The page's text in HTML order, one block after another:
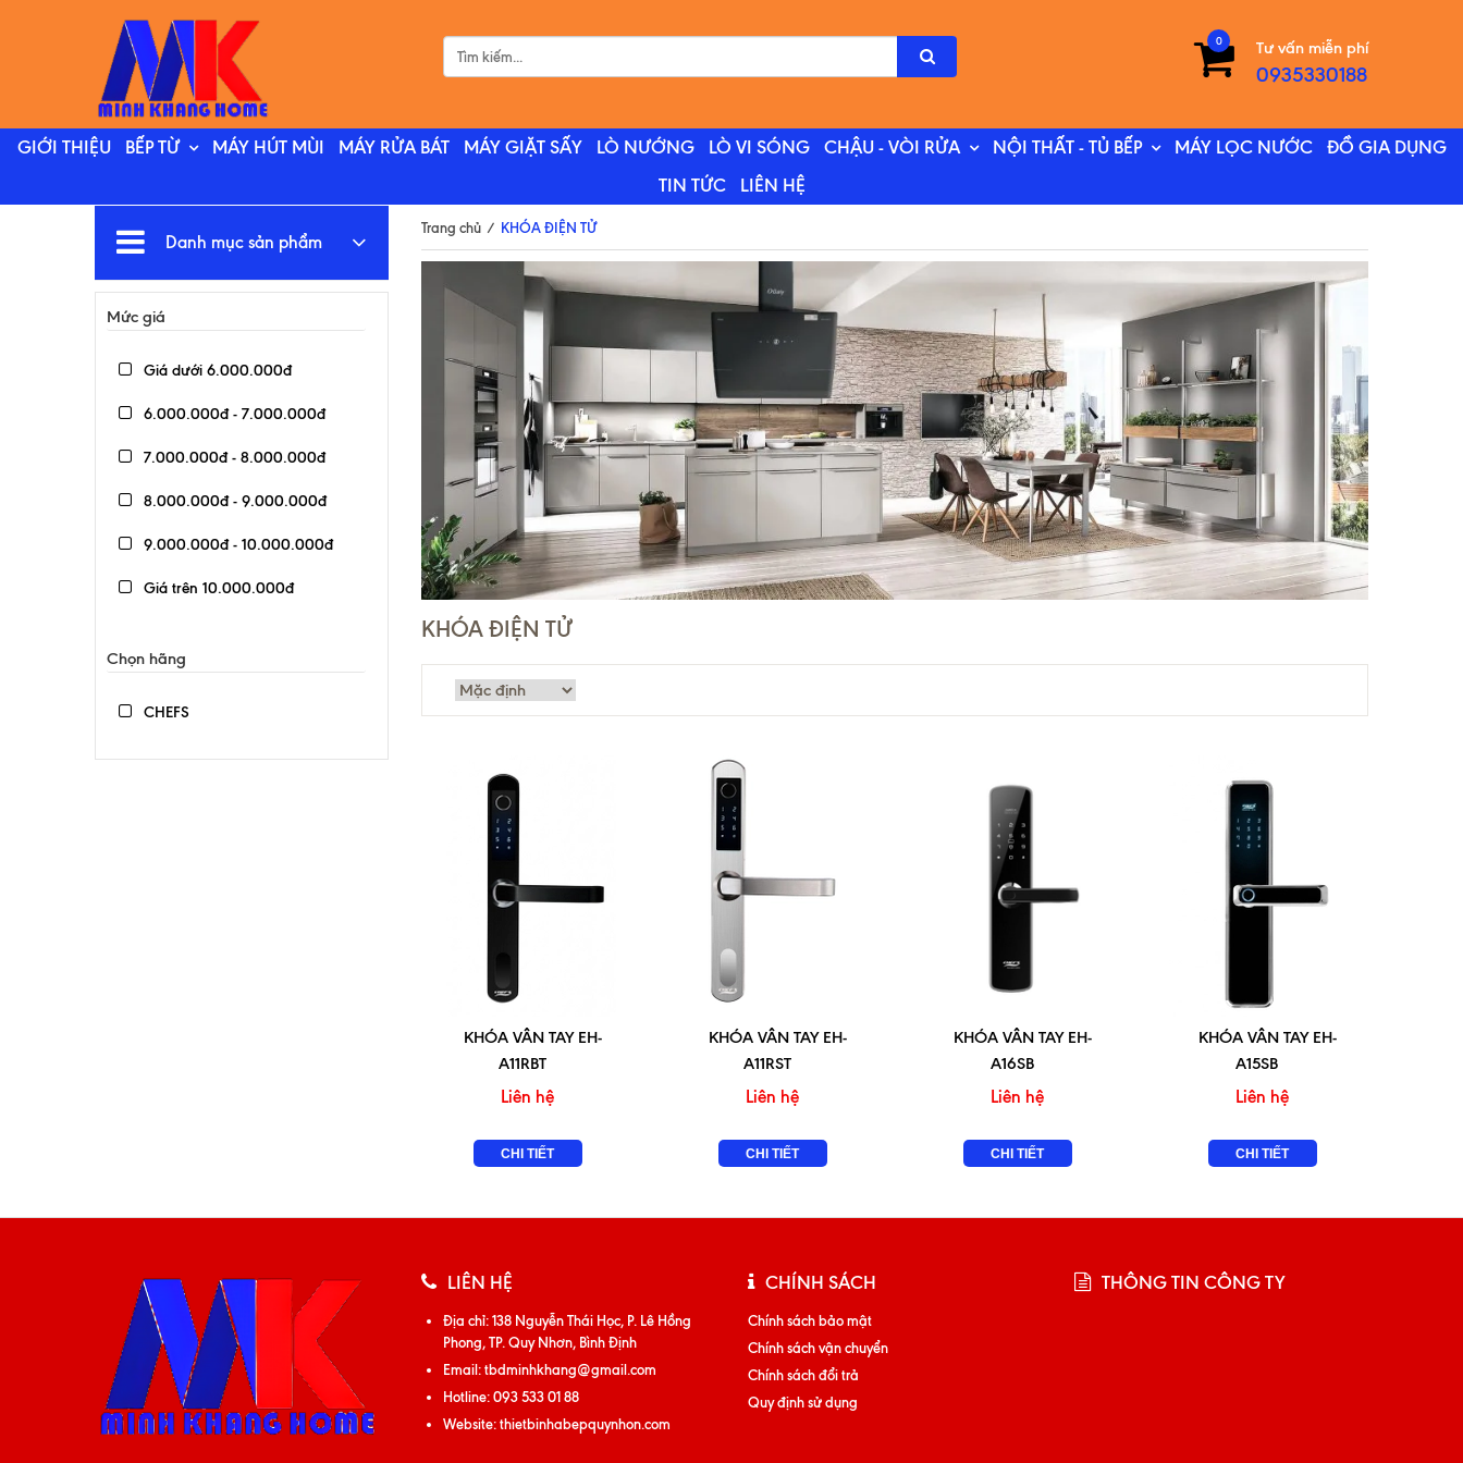
Tư vấn miễn phí
0935330188
0
GIỚI THIỆU BẾP TỪ MÁY HÚT MÙI MÁY RỬA BÁT MÁY GIẶT SẤY LÒ NƯỚNG LÒ VI SÓNG CHẬU - VÒI RỬA NỘI THẤT - TỦ BẾP MÁY LỌC NƯỚC
ĐỒ GIA DỤNG
TIN TỨC
LIÊN HỆ
Trang chủ / KHÓA ĐIỆN TỬ
KHÓA ĐIỆN TỬ
KHÓA VÂN TAY EH-
A11RBT
Liên hệ
CHI TIẾT
KHÓA VÂN TAY EH-
A11RST
Liên hệ
CHI TIẾT
KHÓA VÂN TAY EH-
A16SB
Liên hệ
CHI TIẾT
KHÓA VÂN TAY EH-
A15SB
Liên hệ
CHI TIẾT
Danh mục sản phẩm
Mức giá
Giá dưới 6.000.000đ
6.000.000đ - 7.000.000đ
7.000.000đ - 8.000.000đ
8.000.000đ - 9.000.000đ
9.000.000đ - 10.000.000đ
Giá trên 10.000.000đ
Chọn hãng
CHEFS
LIÊN HỆ
Địa chỉ:138 Nguyễn Thái Học, P. Lê Hồng
Phong, TP. Quy Nhơn, Bình Định
Email:tbdminhkhang@gmail.com
Hotline:093 533 01 88
Website:thietbinhabepquynhon.com
CHÍNH SÁCH
Chính sách bảo mật
Chính sách vận chuyển
Chính sách đổi trả
Quy định sử dụng
THÔNG TIN CÔNG TY